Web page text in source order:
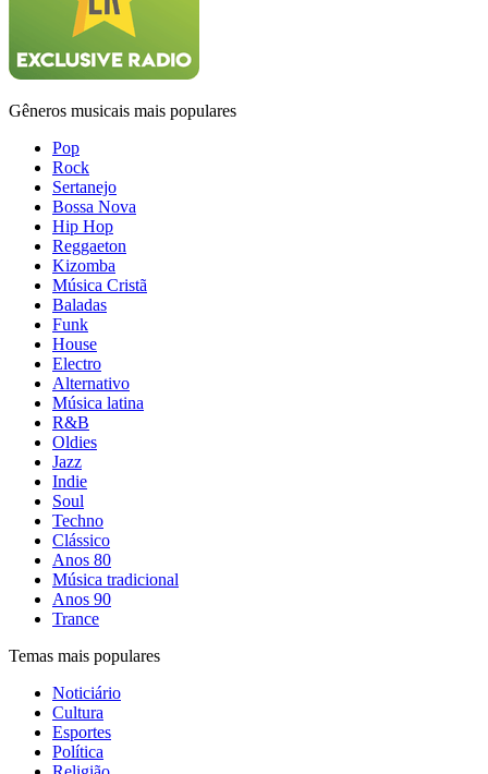
Gêneros musicais mais populares
Pop
Rock
Sertanejo
Bossa Nova
Hip Hop
Reggaeton
Kizomba
Música Cristã
Baladas
Funk
House
Electro
Alternativo
Música latina
R&B
Oldies
Jazz
Indie
Soul
Techno
Clássico
Anos 80
Música tradicional
Anos 90
Trance
Temas mais populares
Noticiário
Cultura
Esportes
Política